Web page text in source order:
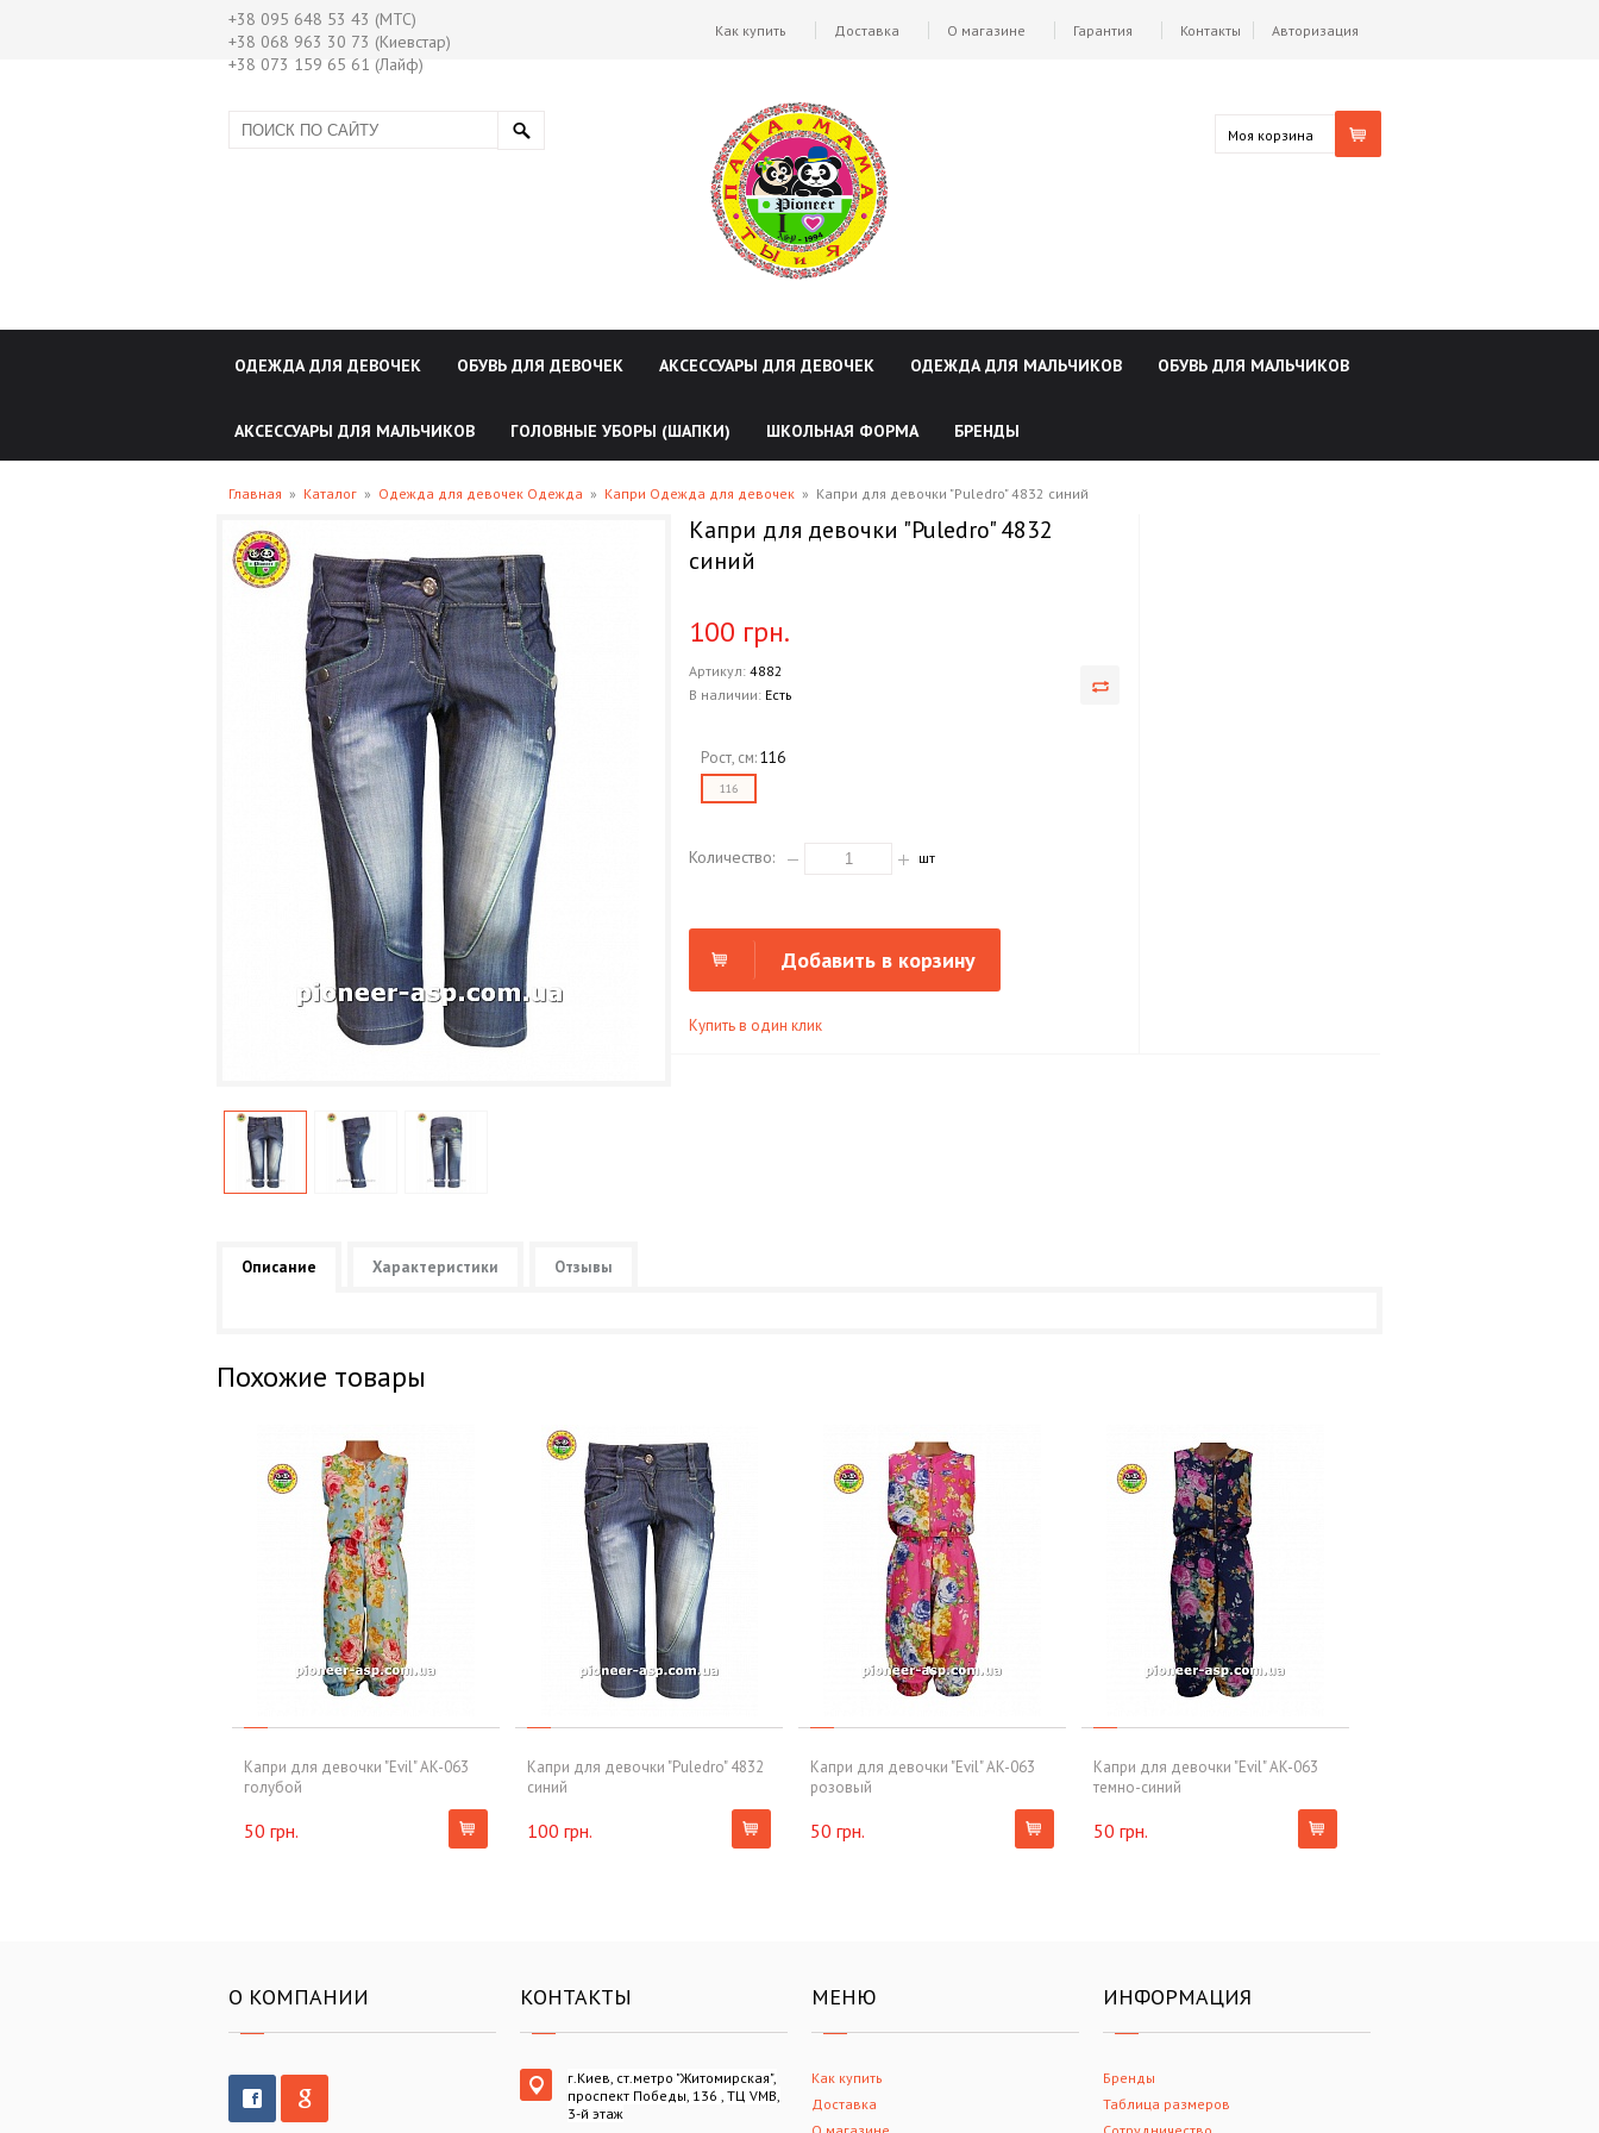
+38 095 648 53 43 (МТС)
+38 068 963 30 73 (Киевстар)
+38 073 159 65 61 (Лайф)
Авторизация
Как купить Доставка О магазине Гарантия Контакты
Моя корзина
ОДЕЖДА ДЛЯ ДЕВОЧЕК ОБУВЬ ДЛЯ ДЕВОЧЕК АКСЕССУАРЫ ДЛЯ ДЕВОЧЕК ОДЕЖДА ДЛЯ МАЛЬЧИКОВ ОБУВЬ ДЛЯ МАЛЬЧИКОВ
АКСЕССУАРЫ ДЛЯ МАЛЬЧИКОВ ГОЛОВНЫЕ УБОРЫ (ШАПКИ) ШКОЛЬНАЯ ФОРМА БРЕНДЫ
Главная » Каталог » Одежда для девочек Одежда » Капри Одежда для девочек » Капри для девочки "Puledro" 4832 синий
Капри для девочки "Puledro" 4832
синий
100 грн.
Артикул:4882
В наличии: Есть
Рост, см:116
116
Количество: шт
Добавить в корзину
Купить в один клик
Описание Характеристики Отзывы
Похожие товары
Капри для девочки "Evil" AK-063
голубой
50 грн.
Капри для девочки "Puledro" 4832
синий
100 грн.
Капри для девочки "Evil" AK-063
розовый
50 грн.
Капри для девочки "Evil" AK-063
темно-синий
50 грн.
О КОМПАНИИ КОНТАКТЫ
г.Киев, ст.метро "Житомирская",
проспект Победы, 136 , ТЦ VMB,
3-й этаж
МЕНЮ
Как купить
Доставка
ИНФОРМАЦИЯ
Бренды
Таблица размеров